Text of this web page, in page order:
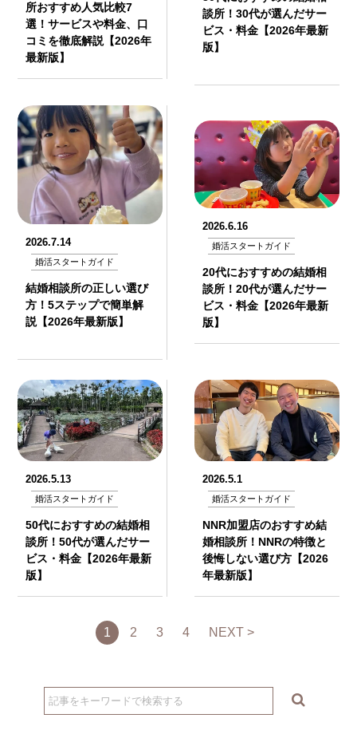
所おすすめ人気比較7
選！サービスや料金、口
コミを徹底解説【2026年
最新版】
談所！30代が選んだサー
ビス・料金【2026年最新
版】
2026.7.14
婚活スタートガイド
結婚相談所の正しい選び
方！5ステップで簡単解
説【2026年最新版】
2026.6.16
婚活スタートガイド
20代におすすめの結婚相
談所！20代が選んだサー
ビス・料金【2026年最新
版】
2026.5.13
婚活スタートガイド
50代におすすめの結婚相
談所！50代が選んだサー
ビス・料金【2026年最新
版】
2026.5.1
婚活スタートガイド
NNR加盟店のおすすめ結
婚相談所！NNRの特徴と
後悔しない選び方【2026
年最新版】
1 2 3 4 NEXT >